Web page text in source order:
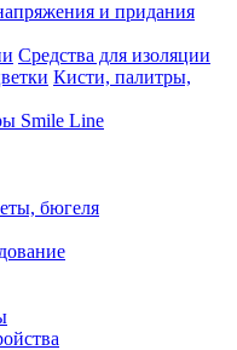
и придания
Средства для изоляции
Кисти, палитры,
Smile Line
бюгеля